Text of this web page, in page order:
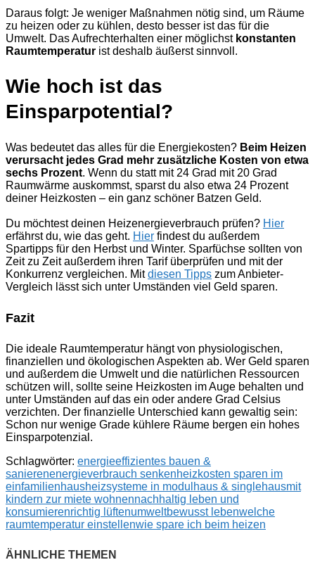
Daraus folgt: Je weniger Maßnahmen nötig sind, um Räume
zu heizen oder zu kühlen, desto besser ist das für die
Umwelt. Das Aufrechterhalten einer möglichst konstanten
Raumtemperatur ist deshalb äußerst sinnvoll.
Wie hoch ist das
Einsparpotential?
Was bedeutet das alles für die Energiekosten? Beim Heizen
verursacht jedes Grad mehr zusätzliche Kosten von etwa
sechs Prozent. Wenn du statt mit 24 Grad mit 20 Grad
Raumwärme auskommst, sparst du also etwa 24 Prozent
deiner Heizkosten – ein ganz schöner Batzen Geld.
Du möchtest deinen Heizenergieverbrauch prüfen? Hier
erfährst du, wie das geht. Hier findest du außerdem
Spartipps für den Herbst und Winter. Sparfüchse sollten von
Zeit zu Zeit außerdem ihren Tarif überprüfen und mit der
Konkurrenz vergleichen. Mitdiesen Tipps zum Anbieter-
Vergleich lässt sich unter Umständen viel Geld sparen.
Fazit
Die ideale Raumtemperatur hängt von physiologischen,
finanziellen und ökologischen Aspekten ab. Wer Geld sparen
und außerdem die Umwelt und die natürlichen Ressourcen
schützen will, sollte seine Heizkosten im Auge behalten und
unter Umständen auf das ein oder andere Grad Celsius
verzichten. Der finanzielle Unterschied kann gewaltig sein:
Schon nur wenige Grade kühlere Räume bergen ein hohes
Einsparpotenzial.
Schlagwörter: energieeffizientes bauen &
sanierenenergieverbrauch senkenheizkosten sparen im
einfamilienhausheizsysteme in modulhaus & singlehausmit
kindern zur miete wohnennachhaltig leben und
konsumierenrichtig lüftenumweltbewusst lebenwelche
raumtemperatur einstellenwie spare ich beim heizen